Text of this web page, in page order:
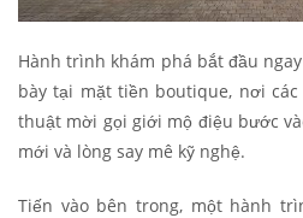
Hành trình khám phá bắt đầu
bày tại mặt tiền boutique, nơi
thuật mời gọi giới mộ điệu bước
mới và lòng say mê kỹ nghệ.
Tiến vào bên trong, một hành